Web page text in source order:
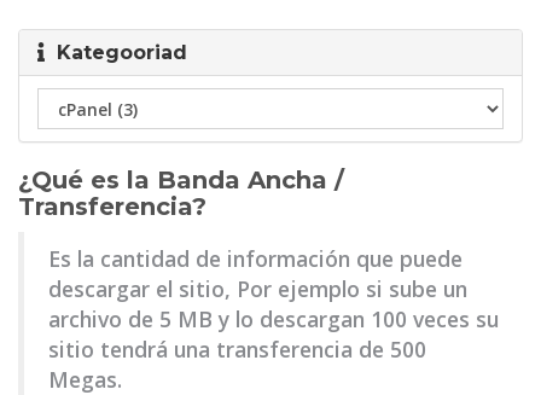
Kategooriad
¿Qué es la Banda Ancha /
Transferencia?
Es la cantidad de información que puede
descargar el sitio, Por ejemplo si sube un
archivo de 5 MB y lo descargan 100 veces su
sitio tendrá una transferencia de 500
Megas.